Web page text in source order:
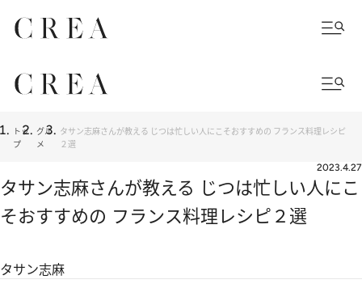
トッ
プ
グル
メ
タサン志麻さんが教える じつは忙しい人にこそおすすめの フランス料理レシピ
２選
2023.4.27
タサン志麻さんが教える じつは忙しい人にこ
そおすすめの フランス料理レシピ２選
タサン志麻